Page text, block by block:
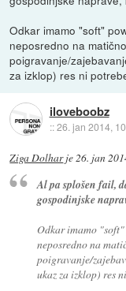
Odkar imamo "soft"
neposredno na
poigravanje/
za izklop) res ni
iloveboobz
::26. jan 2014,
Ziga Dolharje26. jan
Al pa splošen fail,
gospodinjske
Odkar imamo
neposredno na
poigravanje/
ukaz za izklop) res